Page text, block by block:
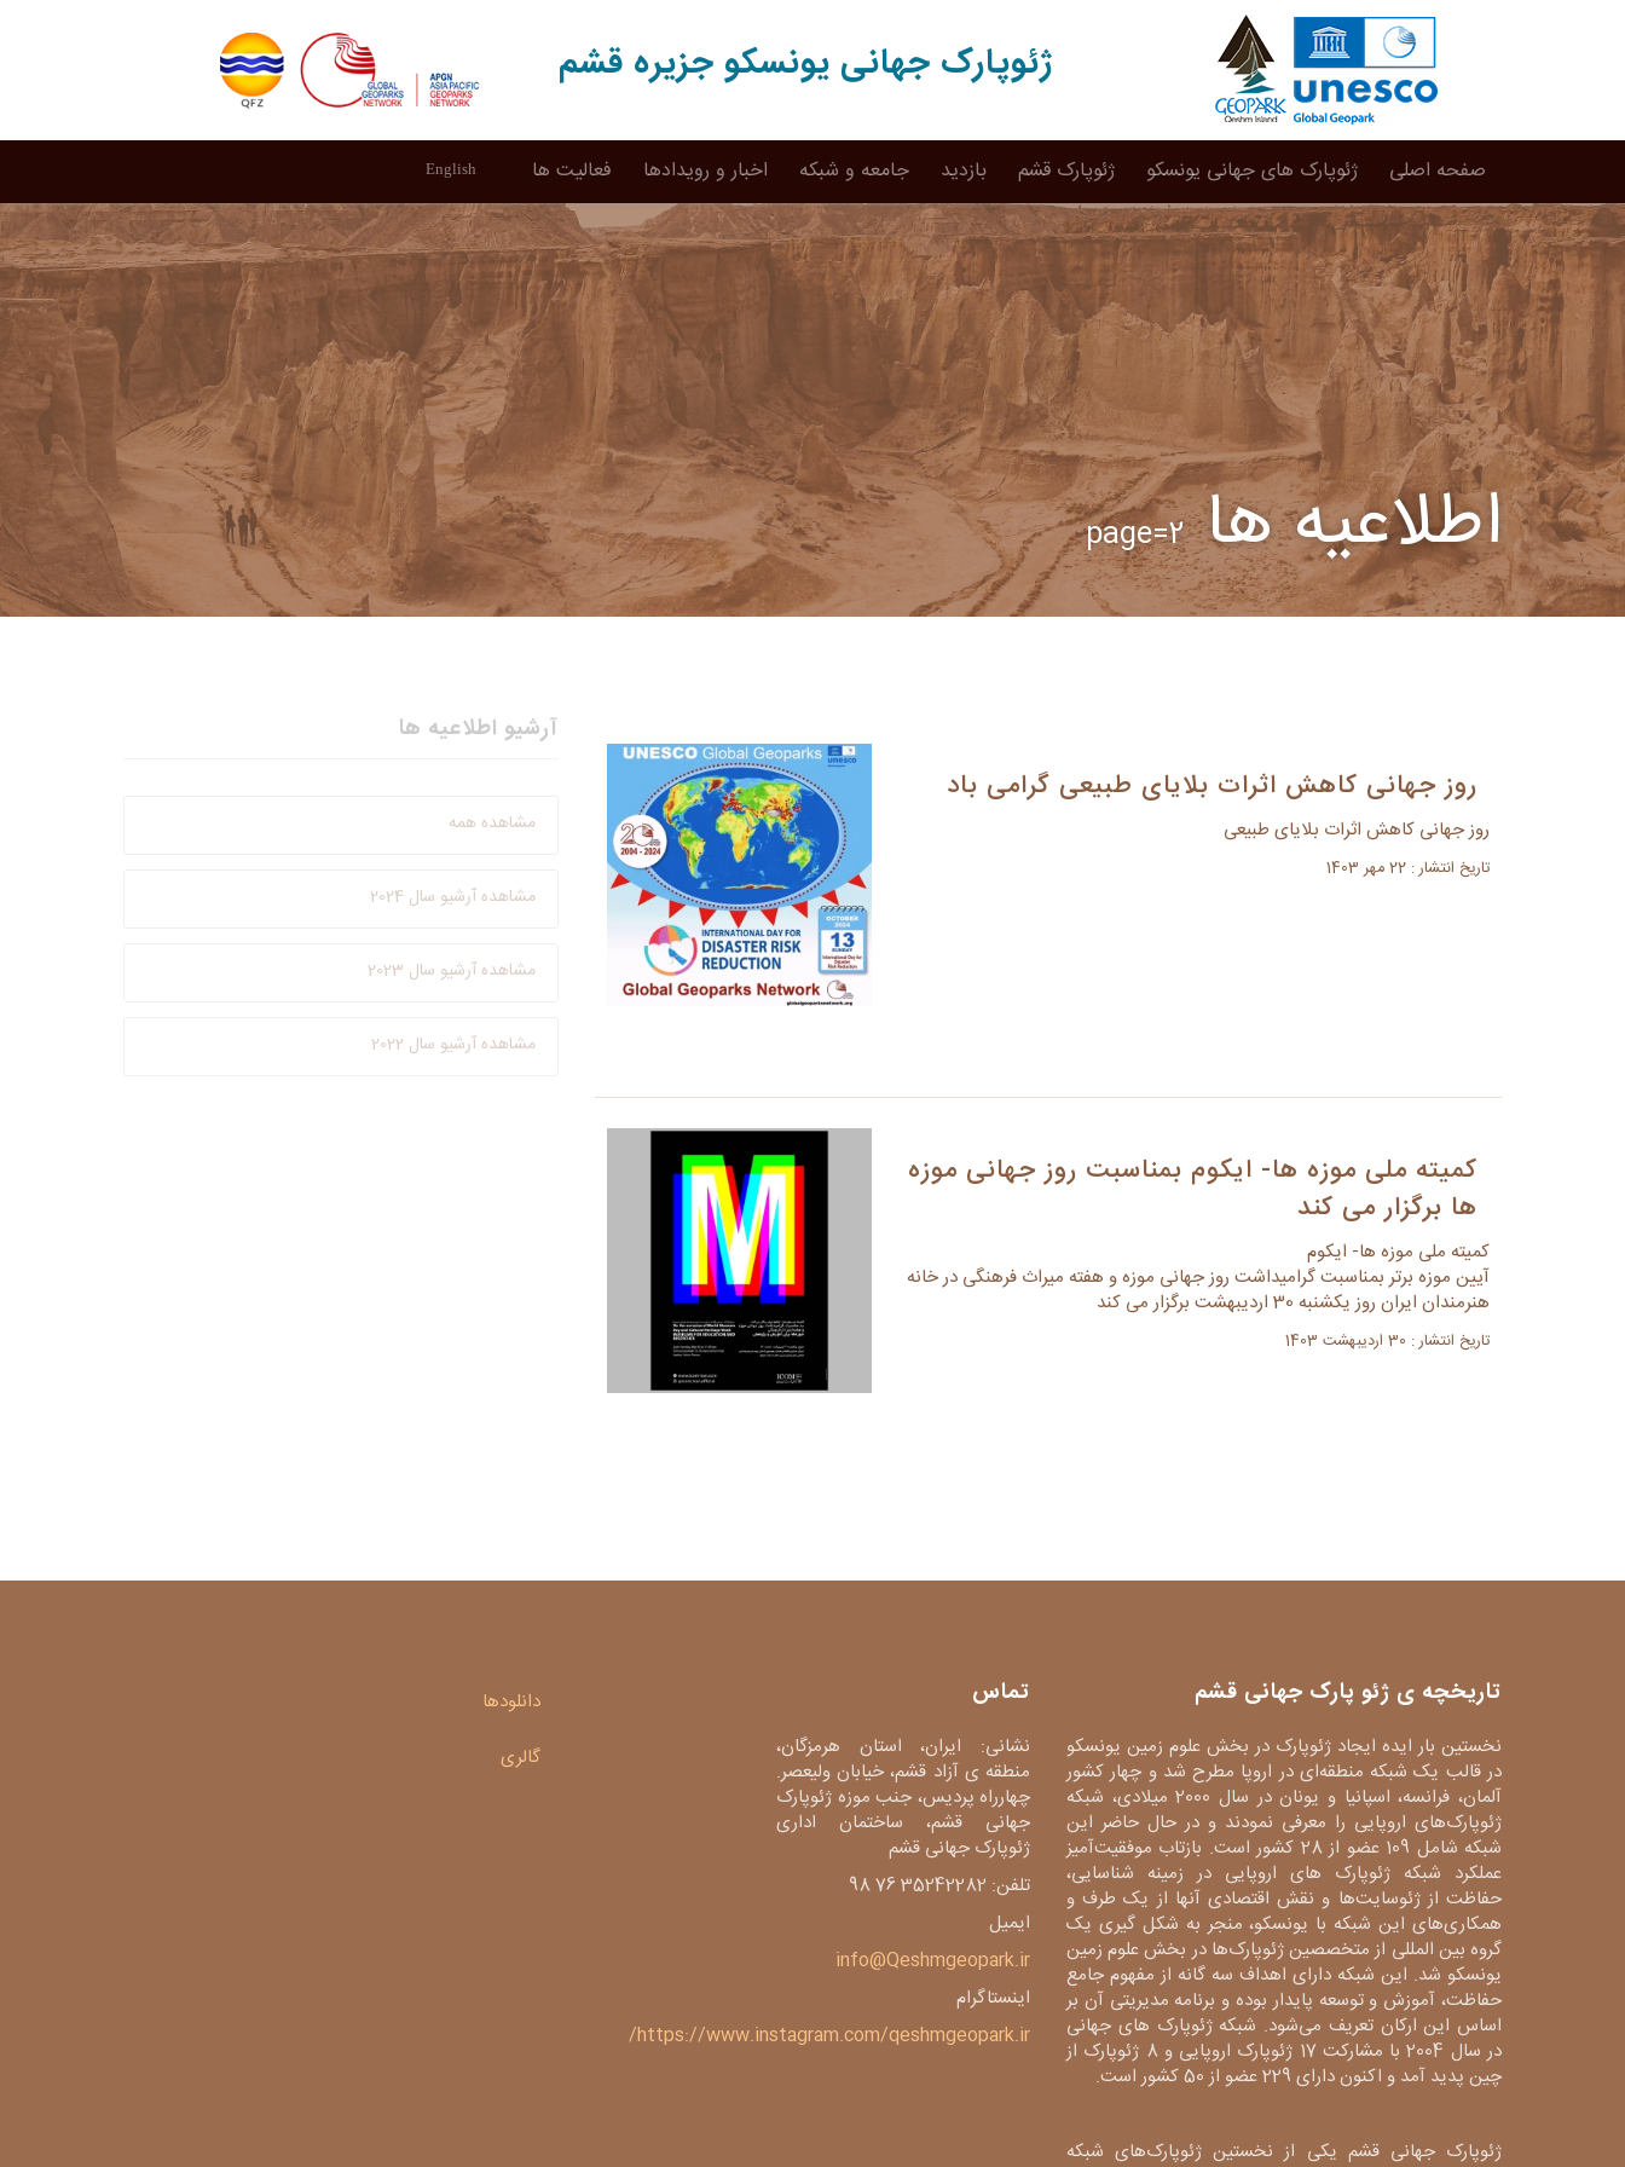
ژئوپارک جهانی یونسکو جزیره قشم
صفحه اصلی ژئوپارک های جهانی یونسکو ژئوپارک قشم بازدید جامعه و شبکه اخبار و رویدادها فعالیت ها English
اطلاعیه هاpage=2
روز جهانی کاهش اثرات بلایای طبیعی گرامی باد
روز جهانی کاهش اثرات بلایای طبیعی
تاریخ انتشار : 22 مهر 1403
کمیته ملی موزه ها- ایکوم بمناسبت روز جهانی موزه
ها برگزار می کند
کمیته ملی موزه ها- ایکوم
آیین موزه برتر بمناسبت گرامیداشت روز جهانی موزه و هفته میراث فرهنگی در خانه
هنرمندان ایران روز یکشنبه 30 اردیبهشت برگزار می کند
تاریخ انتشار : 30 اردیبهشت 1403
آرشیو اطلاعیه ها
مشاهده همه
مشاهده آرشیو سال 2024
مشاهده آرشیو سال 2023
مشاهده آرشیو سال 2022
تاریخچه ی ژئو پارک جهانی قشم
نخستین بار ایده ایجاد ژئوپارک در بخش علوم زمین یونسکو
در قالب یک شبکه منطقه‌ای در اروپا مطرح شد و چهار کشور
آلمان، فرانسه، اسپانیا و یونان در سال 2000 میلادی، شبکه
ژئوپارک‌های اروپایی را معرفی نمودند و در حال حاضر این
شبکه شامل 109 عضو از 28 کشور است. بازتاب موفقیت‌آمیز
عملکرد شبکه ژئوپارک های اروپایی در زمینه شناسایی،
حفاظت از ژئوسایت‌ها و نقش اقتصادی آنها از یک طرف و
همکاری‌های این شبکه با یونسکو، منجر به شکل گیری یک
گروه بین المللی از متخصصین ژئوپارک‌ها در بخش علوم زمین
یونسکو شد. این شبکه دارای اهداف سه گانه از مفهوم جامع
حفاظت، آموزش و توسعه پایدار بوده و برنامه مدیریتی آن بر
اساس این ارکان تعریف می‌شود. شبکه ژئوپارک های جهانی
در سال 2004 با مشارکت 17 ژئوپارک اروپایی و 8 ژئوپارک از
چین پدید آمد و اکنون دارای 229 عضو از 50 کشور است.
ژئوپارک جهانی قشم یکی از نخستین ژئوپارک‌های شبکه
تماس
نشانی: ایران، استان هرمزگان،
منطقه ی آزاد قشم، خیابان ولیعصر.
چهارراه پردیس، جنب موزه ژئوپارک
جهانی قشم، ساختمان اداری
ژئوپارک جهانی قشم
تلفن: 35242282 76 98
ایمیل
info@Qeshmgeopark.ir
اینستاگرام
https://www.instagram.com/qeshmgeopark.ir/
دانلودها
گالری